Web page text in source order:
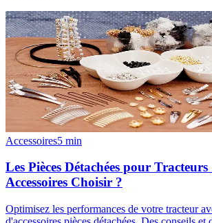
Accessoires5 min
Les Pièces Détachées pour Tracteurs
Accessoires Choisir ?
Optimisez les performances de votre tracteur